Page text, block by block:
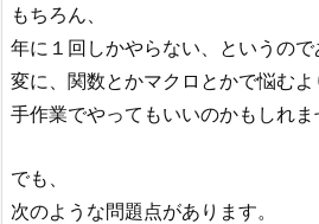
もちろん、
年に１回しかやらない、というので
変に、関数とかマクロとかで悩むよ
手作業でやってもいいのかもしれま
でも、
次のような問題点があります。